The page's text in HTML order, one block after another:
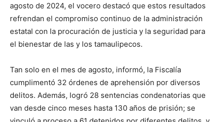
agosto de 2024, el vocero destacó que estos resultados
refrendan el compromiso continuo de la administración
estatal con la procuración de justicia y la seguridad para
el bienestar de las y los tamaulipecos.
Tan solo en el mes de agosto, informó, la Fiscalía
cumplimentó 32 órdenes de aprehensión por diversos
delitos. Además, logró 28 sentencias condenatorias que
van desde cinco meses hasta 130 años de prisión; se